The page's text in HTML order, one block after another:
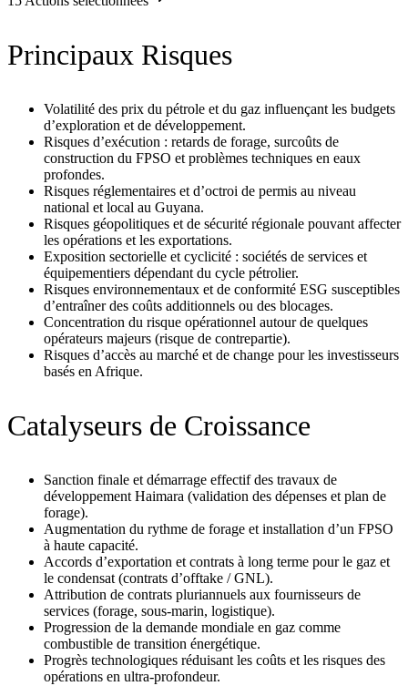
Principaux Risques
Volatilité des prix du pétrole et du gaz influençant les budgets
d’exploration et de développement.
Risques d’exécution : retards de forage, surcoûts de
construction du FPSO et problèmes techniques en eaux
profondes.
Risques réglementaires et d’octroi de permis au niveau
national et local au Guyana.
Risques géopolitiques et de sécurité régionale pouvant affecter
les opérations et les exportations.
Exposition sectorielle et cyclicité : sociétés de services et
équipementiers dépendant du cycle pétrolier.
Risques environnementaux et de conformité ESG susceptibles
d’entraîner des coûts additionnels ou des blocages.
Concentration du risque opérationnel autour de quelques
opérateurs majeurs (risque de contrepartie).
Risques d’accès au marché et de change pour les investisseurs
basés en Afrique.
Catalyseurs de Croissance
Sanction finale et démarrage effectif des travaux de
développement Haimara (validation des dépenses et plan de
forage).
Augmentation du rythme de forage et installation d’un FPSO
à haute capacité.
Accords d’exportation et contrats à long terme pour le gaz et
le condensat (contrats d’offtake / GNL).
Attribution de contrats pluriannuels aux fournisseurs de
services (forage, sous‑marin, logistique).
Progression de la demande mondiale en gaz comme
combustible de transition énergétique.
Progrès technologiques réduisant les coûts et les risques des
opérations en ultra‑profondeur.